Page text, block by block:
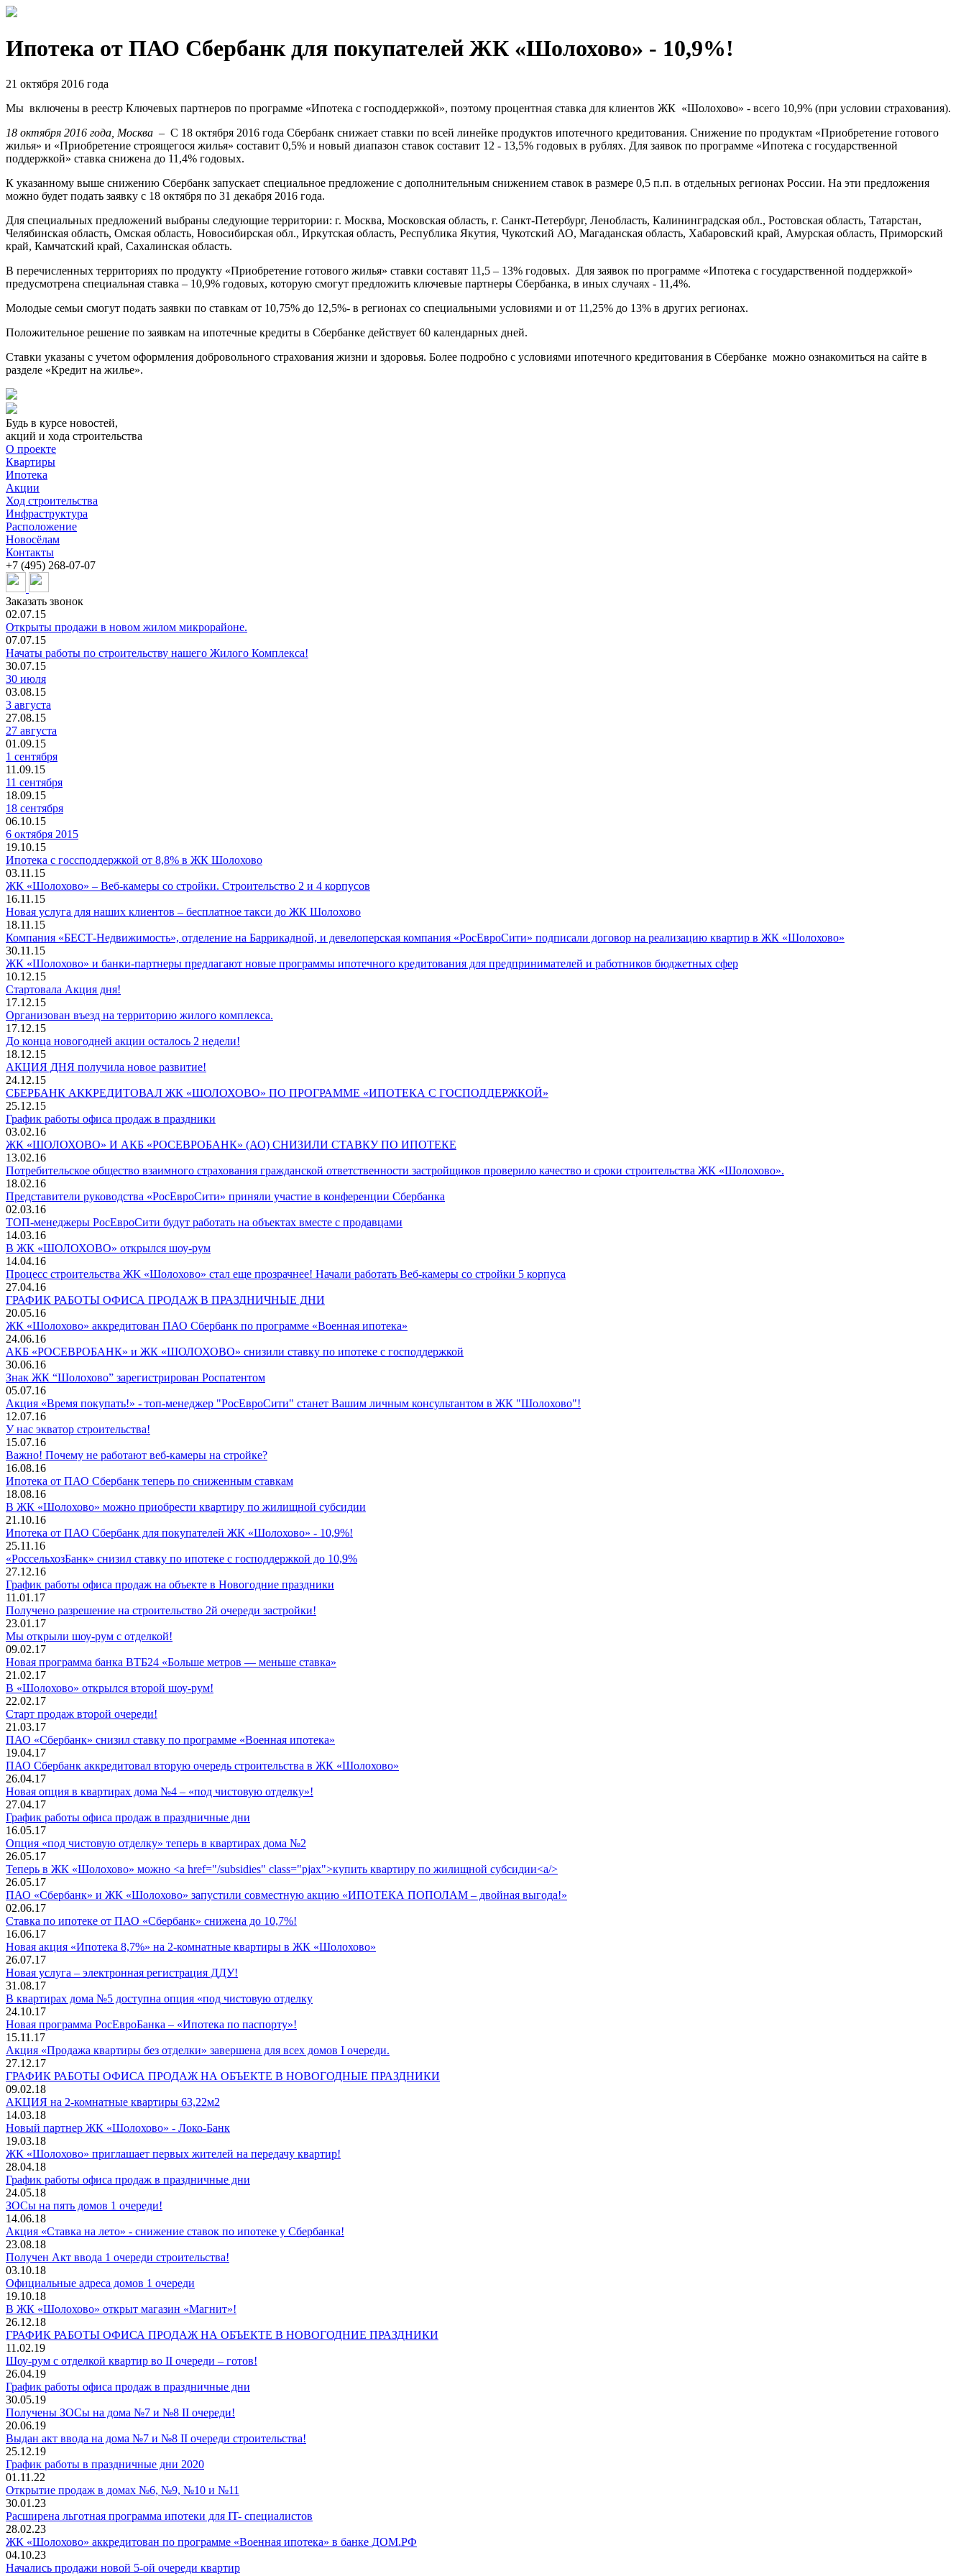
Ипотека от ПАО Сбербанк для покупателей ЖК «Шолохово» - 10,9%!
21 октября 2016 года
Мы включены в реестр Ключевых партнеров по программе «Ипотека с господдержкой», поэтому процентная ставка для клиентов ЖК «Шолохово» - всего 10,9% (при условии страхования).
18 октября 2016 года, Москва – С 18 октября 2016 года Сбербанк снижает ставки по всей линейке продуктов ипотечного кредитования. Снижение по продуктам «Приобретение готового
жилья» и «Приобретение строящегося жилья» составит 0,5% и новый диапазон ставок составит 12 - 13,5% годовых в рублях. Для заявок по программе «Ипотека с государственной
поддержкой» ставка снижена до 11,4% годовых.
К указанному выше снижению Сбербанк запускает специальное предложение с дополнительным снижением ставок в размере 0,5 п.п. в отдельных регионах России. На эти предложения
можно будет подать заявку с 18 октября по 31 декабря 2016 года.
Для специальных предложений выбраны следующие территории: г. Москва, Московская область, г. Санкт-Петербург, Ленобласть, Калининградская обл., Ростовская область, Татарстан,
Челябинская область, Омская область, Новосибирская обл., Иркутская область, Республика Якутия, Чукотский АО, Магаданская область, Хабаровский край, Амурская область, Приморский
край, Камчатский край, Сахалинская область.
В перечисленных территориях по продукту «Приобретение готового жилья» ставки составят 11,5 – 13% годовых. Для заявок по программе «Ипотека с государственной поддержкой»
предусмотрена специальная ставка – 10,9% годовых, которую смогут предложить ключевые партнеры Сбербанка, в иных случаях - 11,4%.
Молодые семьи смогут подать заявки по ставкам от 10,75% до 12,5%- в регионах со специальными условиями и от 11,25% до 13% в других регионах.
Положительное решение по заявкам на ипотечные кредиты в Сбербанке действует 60 календарных дней.
Ставки указаны с учетом оформления добровольного страхования жизни и здоровья. Более подробно с условиями ипотечного кредитования в Сбербанке можно ознакомиться на сайте в
разделе «Кредит на жилье».
Будь в курсе новостей,
акций и хода строительства
О проекте
Квартиры
Ипотека
Акции
Ход строительства
Инфраструктура
Расположение
Новосёлам
Контакты
+7 (495) 268-07-07
Заказать звонок
02.07.15
Открыты продажи в новом жилом микрорайоне.
07.07.15
Начаты работы по строительству нашего Жилого Комплекса!
30.07.15
30 июля
03.08.15
3 августа
27.08.15
27 августа
01.09.15
1 сентября
11.09.15
11 сентября
18.09.15
18 сентября
06.10.15
6 октября 2015
19.10.15
Ипотека с госсподдержкой от 8,8% в ЖК Шолохово
03.11.15
ЖК «Шолохово» – Веб-камеры со стройки. Строительство 2 и 4 корпусов
16.11.15
Новая услуга для наших клиентов – бесплатное такси до ЖК Шолохово
18.11.15
Компания «БЕСТ-Недвижимость», отделение на Баррикадной, и девелоперская компания «РосЕвроСити» подписали договор на реализацию квартир в ЖК «Шолохово»
30.11.15
ЖК «Шолохово» и банки-партнеры предлагают новые программы ипотечного кредитования для предпринимателей и работников бюджетных сфер
10.12.15
Стартовала Акция дня!
17.12.15
Организован въезд на территорию жилого комплекса.
17.12.15
До конца новогодней акции осталось 2 недели!
18.12.15
АКЦИЯ ДНЯ получила новое развитие!
24.12.15
СБЕРБАНК АККРЕДИТОВАЛ ЖК «ШОЛОХОВО» ПО ПРОГРАММЕ «ИПОТЕКА С ГОСПОДДЕРЖКОЙ»
25.12.15
График работы офиса продаж в праздники
03.02.16
ЖК «ШОЛОХОВО» И АКБ «РОСЕВРОБАНК» (АО) СНИЗИЛИ СТАВКУ ПО ИПОТЕКЕ
13.02.16
Потребительское общество взаимного страхования гражданской ответственности застройщиков проверило качество и сроки строительства ЖК «Шолохово».
18.02.16
Представители руководства «РосЕвроСити» приняли участие в конференции Сбербанка
02.03.16
ТОП-менеджеры РосЕвроСити будут работать на объектах вместе с продавцами
14.03.16
В ЖК «ШОЛОХОВО» открылся шоу-рум
14.04.16
Процесс строительства ЖК «Шолохово» стал еще прозрачнее! Начали работать Веб-камеры со стройки 5 корпуса
27.04.16
ГРАФИК РАБОТЫ ОФИСА ПРОДАЖ В ПРАЗДНИЧНЫЕ ДНИ
20.05.16
ЖК «Шолохово» аккредитован ПАО Сбербанк по программе «Военная ипотека»
24.06.16
АКБ «РОСЕВРОБАНК» и ЖК «ШОЛОХОВО» снизили ставку по ипотеке с господдержкой
30.06.16
Знак ЖК “Шолохово” зарегистрирован Роспатентом
05.07.16
Акция «Время покупать!» - топ-менеджер "РосЕвроСити" станет Вашим личным консультантом в ЖК "Шолохово"!
12.07.16
У нас экватор строительства!
15.07.16
Важно! Почему не работают веб-камеры на стройке?
16.08.16
Ипотека от ПАО Сбербанк теперь по сниженным ставкам
18.08.16
В ЖК «Шолохово» можно приобрести квартиру по жилищной субсидии
21.10.16
Ипотека от ПАО Сбербанк для покупателей ЖК «Шолохово» - 10,9%!
25.11.16
«РоссельхозБанк» снизил ставку по ипотеке с господдержкой до 10,9%
27.12.16
График работы офиса продаж на объекте в Новогодние праздники
11.01.17
Получено разрешение на строительство 2й очереди застройки!
23.01.17
Мы открыли шоу-рум с отделкой!
09.02.17
Новая программа банка ВТБ24 «Больше метров — меньше ставка»
21.02.17
В «Шолохово» открылся второй шоу-рум!
22.02.17
Старт продаж второй очереди!
21.03.17
ПАО «Сбербанк» снизил ставку по программе «Военная ипотека»
19.04.17
ПАО Сбербанк аккредитовал вторую очередь строительства в ЖК «Шолохово»
26.04.17
Новая опция в квартирах дома №4 – «под чистовую отделку»!
27.04.17
График работы офиса продаж в праздничные дни
16.05.17
Опция «под чистовую отделку» теперь в квартирах дома №2
26.05.17
Теперь в ЖК «Шолохово» можно <a href="/subsidies" class="pjax">купить квартиру по жилищной субсидии<a/>
26.05.17
ПАО «Сбербанк» и ЖК «Шолохово» запустили совместную акцию «ИПОТЕКА ПОПОЛАМ – двойная выгода!»
02.06.17
Ставка по ипотеке от ПАО «Сбербанк» снижена до 10,7%!
16.06.17
Новая акция «Ипотека 8,7%» на 2-комнатные квартиры в ЖК «Шолохово»
26.07.17
Новая услуга – электронная регистрация ДДУ!
31.08.17
В квартирах дома №5 доступна опция «под чистовую отделку
24.10.17
Новая программа РосЕвроБанка – «Ипотека по паспорту»!
15.11.17
Акция «Продажа квартиры без отделки» завершена для всех домов I очереди.
27.12.17
ГРАФИК РАБОТЫ ОФИСА ПРОДАЖ НА ОБЪЕКТЕ В НОВОГОДНЫЕ ПРАЗДНИКИ
09.02.18
АКЦИЯ на 2-комнатные квартиры 63,22м2
14.03.18
Новый партнер ЖК «Шолохово» - Локо-Банк
19.03.18
ЖК «Шолохово» приглашает первых жителей на передачу квартир!
28.04.18
График работы офиса продаж в праздничные дни
24.05.18
ЗОСы на пять домов 1 очереди!
14.06.18
Акция «Ставка на лето» - снижение ставок по ипотеке у Сбербанка!
23.08.18
Получен Акт ввода 1 очереди строительства!
03.10.18
Официальные адреса домов 1 очереди
19.10.18
В ЖК «Шолохово» открыт магазин «Магнит»!
26.12.18
ГРАФИК РАБОТЫ ОФИСА ПРОДАЖ НА ОБЪЕКТЕ В НОВОГОДНИЕ ПРАЗДНИКИ
11.02.19
Шоу-рум с отделкой квартир во II очереди – готов!
26.04.19
График работы офиса продаж в праздничные дни
30.05.19
Получены ЗОСы на дома №7 и №8 II очереди!
20.06.19
Выдан акт ввода на дома №7 и №8 II очереди строительства!
25.12.19
График работы в праздничные дни 2020
01.11.22
Открытие продаж в домах №6, №9, №10 и №11
30.01.23
Расширена льготная программа ипотеки для IT- специалистов
28.02.23
ЖК «Шолохово» аккредитован по программе «Военная ипотека» в банке ДОМ.РФ
04.10.23
Начались продажи новой 5-ой очереди квартир